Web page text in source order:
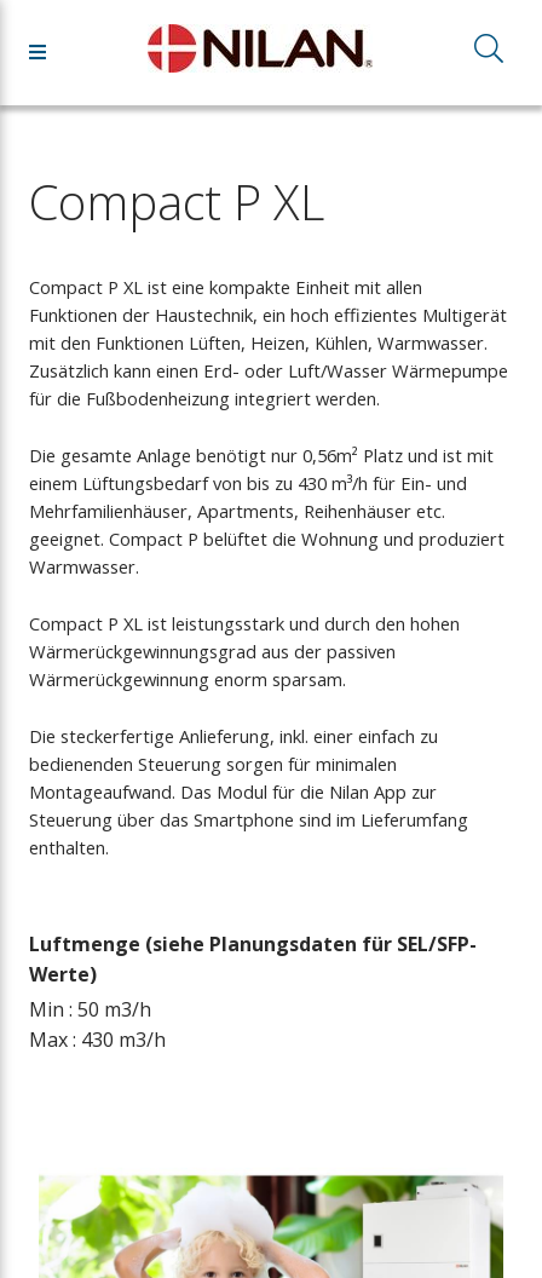
Compact P XL
Compact P XL ist eine kompakte Einheit mit allen
Funktionen der Haustechnik, ein hoch effizientes Multigerät
mit den Funktionen Lüften, Heizen, Kühlen, Warmwasser.
Zusätzlich kann einen Erd- oder Luft/Wasser Wärmepumpe
für die Fußbodenheizung integriert werden.
Die gesamte Anlage benötigt nur 0,56m² Platz und ist mit
einem Lüftungsbedarf von bis zu 430 m³/h für Ein- und
Mehrfamilienhäuser, Apartments, Reihenhäuser etc.
geeignet. Compact P belüftet die Wohnung und produziert
Warmwasser.
Compact P XL ist leistungsstark und durch den hohen
Wärmerückgewinnungsgrad aus der passiven
Wärmerückgewinnung enorm sparsam.
Die steckerfertige Anlieferung, inkl. einer einfach zu
bedienenden Steuerung sorgen für minimalen
Montageaufwand. Das Modul für die Nilan App zur
Steuerung über das Smartphone sind im Lieferumfang
enthalten.
Luftmenge (siehe Planungsdaten für SEL/SFP-
Werte)
Min : 50 m3/h
Max : 430 m3/h